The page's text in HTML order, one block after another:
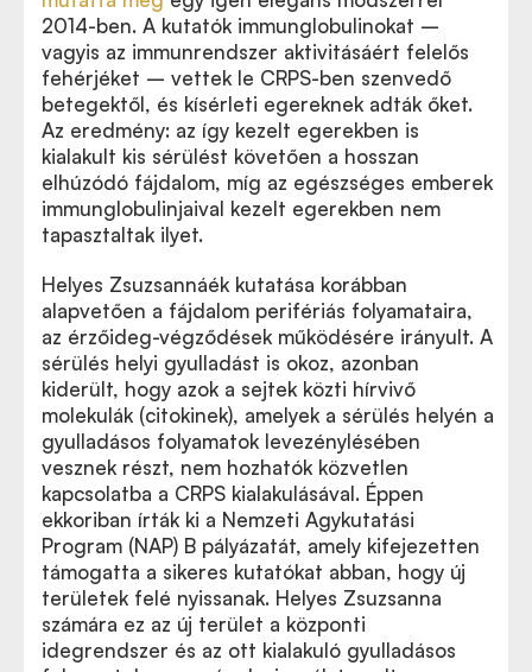
2014-ben. A kutatók immunglobulinokat –
vagyis az immunrendszer aktivitásáért felelős
fehérjéket – vettek le CRPS-ben szenvedő
betegektől, és kísérleti egereknek adták őket.
Az eredmény: az így kezelt egerekben is
kialakult kis sérülést követően a hosszan
elhúzódó fájdalom, míg az egészséges emberek
immunglobulinjaival kezelt egerekben nem
tapasztaltak ilyet.
Helyes Zsuzsannáék kutatása korábban
alapvetően a fájdalom perifériás folyamataira,
az érzőideg-végződések működésére irányult. A
sérülés helyi gyulladást is okoz, azonban
kiderült, hogy azok a sejtek közti hírvivő
molekulák (citokinek), amelyek a sérülés helyén a
gyulladásos folyamatok levezénylésében
vesznek részt, nem hozhatók közvetlen
kapcsolatba a CRPS kialakulásával. Éppen
ekkoriban írták ki a Nemzeti Agykutatási
Program (NAP) B pályázatát, amely kifejezetten
támogatta a sikeres kutatókat abban, hogy új
területek felé nyissanak. Helyes Zsuzsanna
számára ez az új terület a központi
idegrendszer és az ott kialakuló gyulladásos